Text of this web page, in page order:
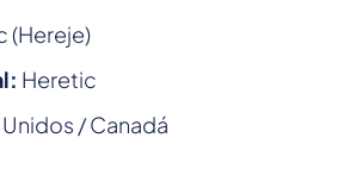
(Hereje)
Heretic
/ Canadá